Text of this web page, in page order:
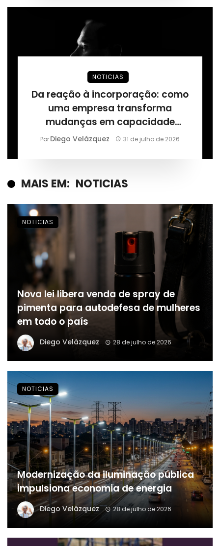
NOTICIAS
Da reação à incorporação: como
uma empresa transforma
mudanças em capacidade
permanente, segundo Márcio
PorDiego Velázquez 31 de julho de 2026
MAIS EM: NOTICIAS
Nova lei libera venda de spray de
pimenta para autodefesa de mulheres
em todo o país
Diego Velázquez 28 de julho de 2026
NOTICIAS
Modernização da iluminação pública
impulsiona economia de energia
Diego Velázquez 28 de julho de 2026
NOTICIAS